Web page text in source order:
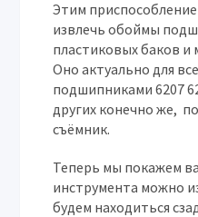
Этим
извлечь обоймы
пластиковых баков и
Оно актуально для
подшипниками 6207
других конечно же,
съёмник.
Теперь мы покажем
инструмента можно
будем находиться